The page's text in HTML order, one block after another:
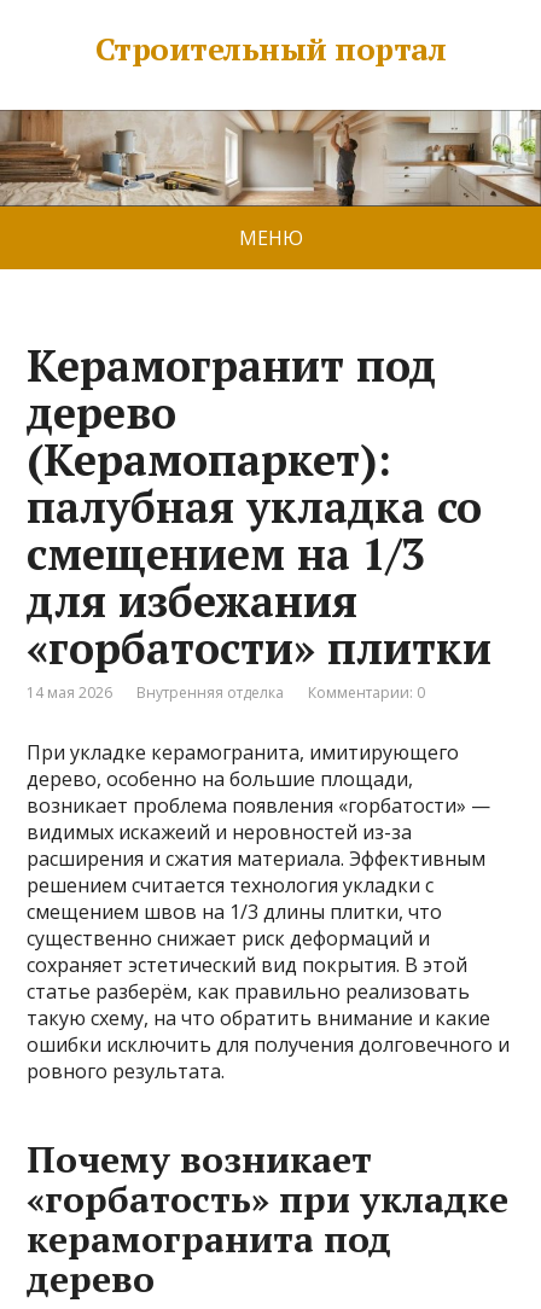
Строительный портал
МЕНЮ
Керамогранит под
дерево
(Керамопаркет):
палубная укладка со
смещением на 1/3
для избежания
«горбатости» плитки
14 мая 2026 Внутренняя отделка Комментарии: 0
При укладке керамогранита, имитирующего
дерево, особенно на большие площади,
возникает проблема появления «горбатости» —
видимых искажеий и неровностей из-за
расширения и сжатия материала. Эффективным
решением считается технология укладки с
смещением швов на 1/3 длины плитки, что
существенно снижает риск деформаций и
сохраняет эстетический вид покрытия. В этой
статье разберём, как правильно реализовать
такую схему, на что обратить внимание и какие
ошибки исключить для получения долговечного и
ровного результата.
Почему возникает
«горбатость» при укладке
керамогранита под
дерево